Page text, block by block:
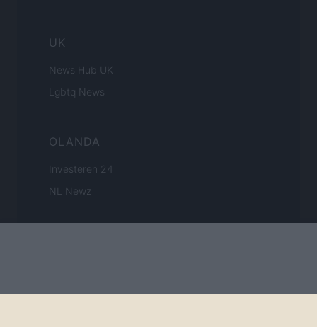
UK
News Hub UK
Lgbtq News
OLANDA
Investeren 24
NL Newz